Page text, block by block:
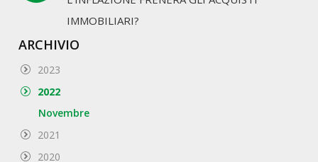
IMMOBILIARI?
ARCHIVIO
2023
2022
Novembre
2021
2020